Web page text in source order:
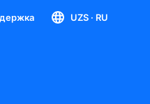
UZS · RU